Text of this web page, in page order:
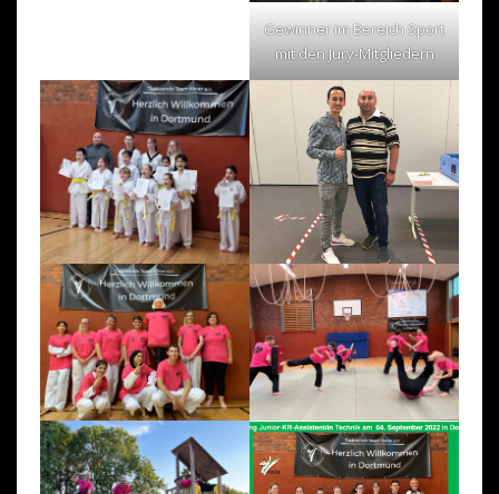
Gewinner im Bereich Sport
mit den Jury-Mitgliedern